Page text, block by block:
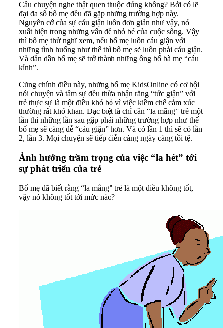
Câu chuyện nghe thật quen thuộc đúng không? Bởi có lẽ
đại đa số bố mẹ đều đã gặp những trường hợp này.
Nguyên cớ của sự cáu giận luôn đơn giản như vậy, nó
xuất hiện trong những vấn đề nhỏ bé của cuộc sống. Vậy
thì bố mẹ thử nghĩ xem, nếu bố mẹ luôn cáu giận với
những tình huống như thế thì bố mẹ sẽ luôn phải cáu giận.
Và dần dần bố mẹ sẽ trở thành những ông bố bà mẹ “cáu
kỉnh”.
Cũng chính điều này, những bố mẹ KidsOnline có cơ hội
nói chuyện và tâm sự đều thừa nhận rằng “tức giận” với
trẻ thực sự là một điều khó bỏ vì việc kiềm chế cảm xúc
thường rất khó khăn. Đặc biệt là chỉ cần “la mắng” trẻ một
lần thì những lần sau gặp phải những trường hợp như thế
bố mẹ sẽ càng dễ “cáu giận” hơn. Và có lần 1 thì sẽ có lần
2, lần 3. Mọi chuyện sẽ tiếp diễn càng ngày càng tồi tệ.
Ảnh hưởng trầm trọng của việc “la hét” tới
sự phát triển của trẻ
Bố mẹ đã biết rằng “la mắng” trẻ là một điều không tốt,
vậy nó không tốt tới mức nào?